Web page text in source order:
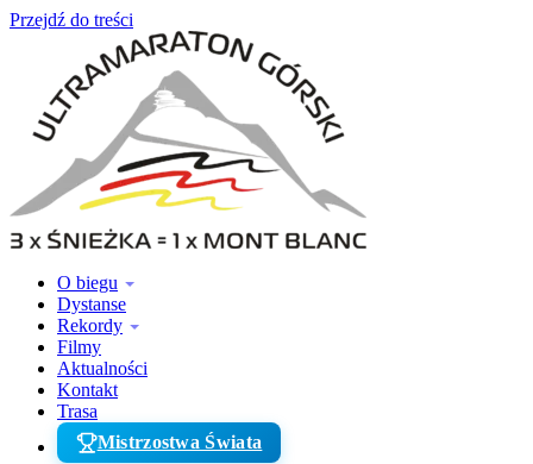
Przejdź do treści
O biegu
Dystanse
Rekordy
Filmy
Aktualności
Kontakt
Trasa
Mistrzostwa Świata